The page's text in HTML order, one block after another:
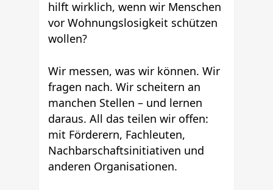
hilft wirklich, wenn wir Menschen
vor Wohnungslosigkeit schützen
wollen?
Wir messen, was wir können. Wir
fragen nach. Wir scheitern an
manchen Stellen – und lernen
daraus. All das teilen wir offen:
mit Förderern, Fachleuten,
Nachbarschaftsinitiativen und
anderen Organisationen.